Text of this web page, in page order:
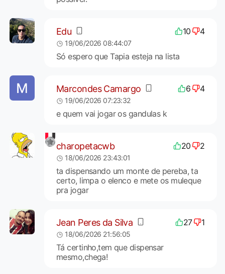
Edu 10 4
19/06/2026 08:44:07
Só espero que Tapia esteja na lista
Marcondes Camargo 6 4
19/06/2026 07:23:32
e quem vai jogar os gandulas k
charopetacwb 20 2
18/06/2026 23:43:01
ta dispensando um monte de pereba, ta
certo, limpa o elenco e mete os muleque
pra jogar
Jean Peres da Silva 27 1
18/06/2026 21:56:05
Tá certinho,tem que dispensar
mesmo,chega!